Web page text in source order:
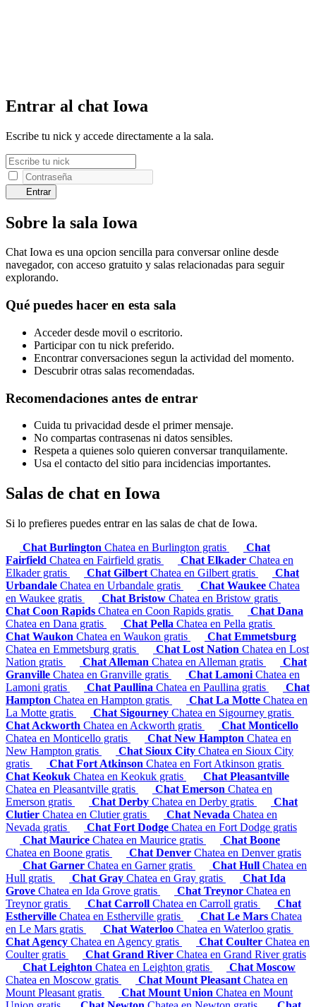
Entrar al chat Iowa
Escribe tu nick y accede directamente a la sala.
Entrar
Sobre la sala Iowa
Chat Iowa es una opcion sencilla para conversar online desde
navegador, con acceso gratuito y salas relacionadas para seguir
explorando.
Qué puedes hacer en esta sala
Acceder desde movil o escritorio.
Participar con tu nick preferido.
Encontrar conversaciones segun la actividad del momento.
Descubrir otras salas recomendadas.
Recomendaciones antes de entrar
Cuida tu privacidad desde el primer mensaje.
No compartas contrasenas ni datos sensibles.
Respeta a quienes solo quieren conversar tranquilamente.
Usa el contacto del sitio para incidencias importantes.
Salas de chat en Iowa
Si lo prefieres puedes entrar en las salas de chat de Iowa.
Chat Burlington Chatea en Burlington gratis
Chat
Fairfield Chatea en Fairfield gratis Chat Elkader Chatea en
Elkader gratis
Chat Gilbert Chatea en Gilbert gratis
Chat
Urbandale Chatea en Urbandale gratis Chat Waukee Chatea
en Waukee gratis
Chat Bristow Chatea en Bristow gratis
Chat Coon Rapids Chatea en Coon Rapids gratis
Chat Dana
Chatea en Dana gratis
Chat Pella Chatea en Pella gratis
Chat Waukon Chatea en Waukon gratis
Chat Emmetsburg
Chatea en Emmetsburg gratis
Chat Lost Nation Chatea en Lost
Nation gratis
Chat Alleman Chatea en Alleman gratis
Chat
Granville Chatea en Granville gratis Chat Lamoni Chatea en
Lamoni gratis
Chat Paullina Chatea en Paullina gratis
Chat
Hampton Chatea en Hampton gratis Chat La Motte Chatea en
La Motte gratis
Chat Sigourney Chatea en Sigourney gratis
Chat Ackworth Chatea en Ackworth gratis
Chat Monticello
Chatea en Monticello gratis
Chat New Hampton Chatea en
New Hampton gratis
Chat Sioux City Chatea en Sioux City
gratis
Chat Fort Atkinson Chatea en Fort Atkinson gratis
Chat Keokuk Chatea en Keokuk gratis
Chat Pleasantville
Chatea en Pleasantville gratis
Chat Emerson Chatea en
Emerson gratis
Chat Derby Chatea en Derby gratis
Chat
Clutier Chatea en Clutier gratis Chat Nevada Chatea en
Nevada gratis
Chat Fort Dodge Chatea en Fort Dodge gratis
Chat Maurice Chatea en Maurice gratis
Chat Boone
Chatea en Boone gratis
Chat Denver Chatea en Denver gratis
Chat Garner Chatea en Garner gratis Chat Hull Chatea en
Hull gratis
Chat Gray Chatea en Gray gratis
Chat Ida
Grove Chatea en Ida Grove gratis Chat Treynor Chatea en
Treynor gratis
Chat Carroll Chatea en Carroll gratis
Chat
Estherville Chatea en Estherville gratis Chat Le Mars Chatea
en Le Mars gratis
Chat Waterloo Chatea en Waterloo gratis
Chat Agency Chatea en Agency gratis Chat Coulter Chatea en
Coulter gratis
Chat Grand River Chatea en Grand River gratis
Chat Leighton Chatea en Leighton gratis
Chat Moscow
Chatea en Moscow gratis
Chat Mount Pleasant Chatea en
Mount Pleasant gratis
Chat Mount Union Chatea en Mount